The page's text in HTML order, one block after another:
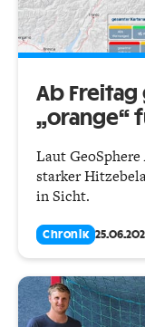
Ab
„orange“
Laut
starker
in Sicht.
Chronik